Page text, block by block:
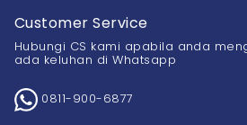
Customer Service
Hubungi CS kami apabila anda
ada keluhan di Whatsapp
0811-900-6877